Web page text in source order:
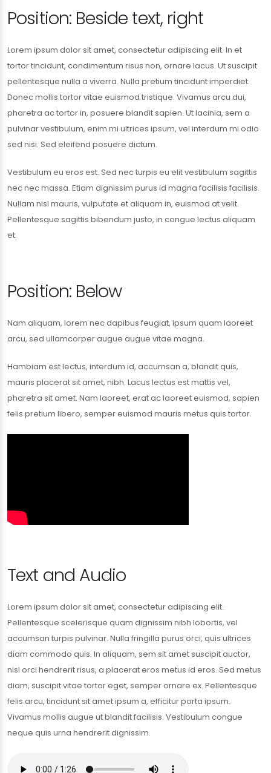
Position: Beside text, right
Lorem ipsum dolor sit amet, consectetur adipiscing elit. In et
tortor tincidunt, condimentum risus non, ornare lacus. Ut suscipit
pellentesque nulla a viverra. Nulla pretium tincidunt imperdiet.
Donec mollis tortor vitae euismod tristique. Vivamus arcu dui,
pharetra ac tortor in, posuere blandit sapien. Ut lacinia, sem a
pulvinar vestibulum, enim mi ultrices ipsum, vel interdum mi odio
sed nisi. Sed eleifend posuere dictum.
Vestibulum eu eros est. Sed nec turpis eu elit vestibulum sagittis
nec nec massa. Etiam dignissim purus id magna facilisis facilisis.
Nullam nisl mauris, vulputate et aliquam in, euismod at velit.
Pellentesque sagittis bibendum justo, in congue lectus aliquam
et.
Position: Below
Nam aliquam, lorem nec dapibus feugiat, ipsum quam laoreet
arcu, sed ullamcorper augue augue vitae magna.
Hambiam est lectus, interdum id, accumsan a, blandit quis,
mauris placerat sit amet, nibh. Lacus lectus est mattis vel,
pharetra sit amet. Nam laoreet, erat ac laoreet euismod, sapien
felis pretium libero, semper euismod mauris metus quis tortor.
Text and Audio
Lorem ipsum dolor sit amet, consectetur adipiscing elit.
Pellentesque scelerisque quam dignissim nibh lobortis, vel
accumsan turpis pulvinar. Nulla fringilla purus orci, quis ultrices
diam commodo quis. In aliquam, sem sit amet suscipit auctor,
nisl orci hendrerit risus, a placerat eros metus id eros. Sed metus
diam, suscipit vitae tortor eget, semper ornare ex. Pellentesque
felis arcu, tincidunt sit amet ipsum a, efficitur porta ipsum.
Vivamus mollis augue ut blandit facilisis. Vestibulum congue
neque quis urna hendrerit dignissim.